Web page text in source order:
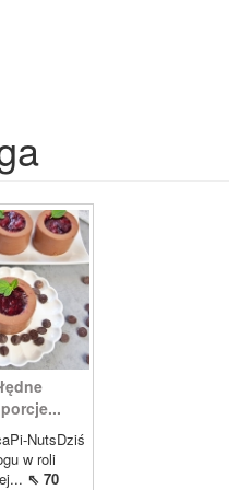
NutsDziś
w roli
⇖ 70